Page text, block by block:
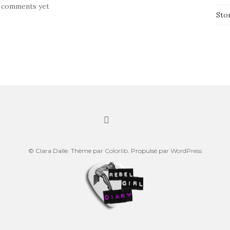
yet
© Clara Dalle. Thème par Colorlib. Propulsé par WordPress